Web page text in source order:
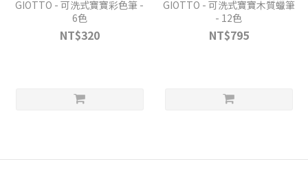
GIOTTO - 可洗式寶寶彩色筆 -
6色
NT$320
GIOTTO - 可洗式寶寶木質蠟筆
- 12色
NT$795